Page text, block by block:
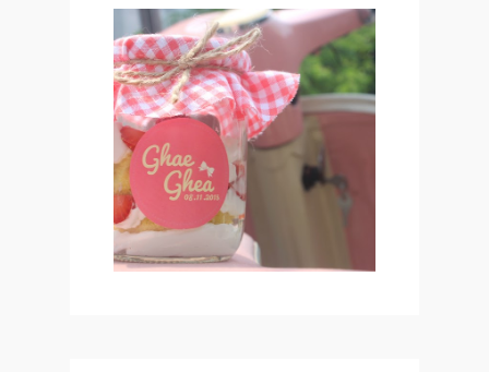
#NEWCHAPTER 02 :
KHITBAH